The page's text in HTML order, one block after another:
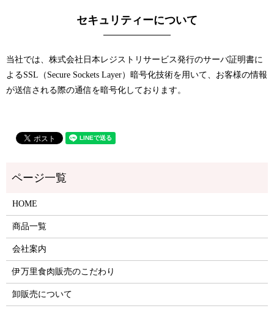
セキュリティーについて
当社では、株式会社日本レジストリサービス発行のサーバ証明書に
よるSSL（Secure Sockets Layer）暗号化技術を用いて、お客様の情報
が送信される際の通信を暗号化しております。
HOME
商品一覧
会社案内
伊万里食肉販売のこだわり
卸販売について